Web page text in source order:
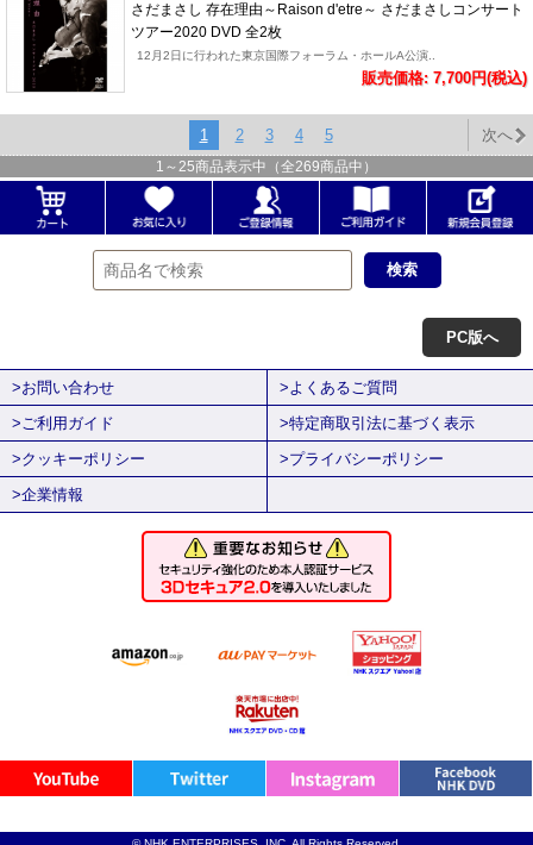
さだまさし 存在理由～Raison d'etre～ さだまさしコンサート
ツアー2020 DVD 全2枚
12月2日に行われた東京国際フォーラム・ホールA公演..
販売価格: 7,700円(税込)
1 2 3 4 5 次へ
1 ～ 25商品表示中（全269商品中）
PC版へ
>お問い合わせ
>よくあるご質問
>ご利用ガイド
>特定商取引法に基づく表示
>クッキーポリシー
>プライバシーポリシー
>企業情報